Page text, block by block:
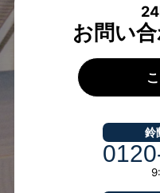
お問い
鈴